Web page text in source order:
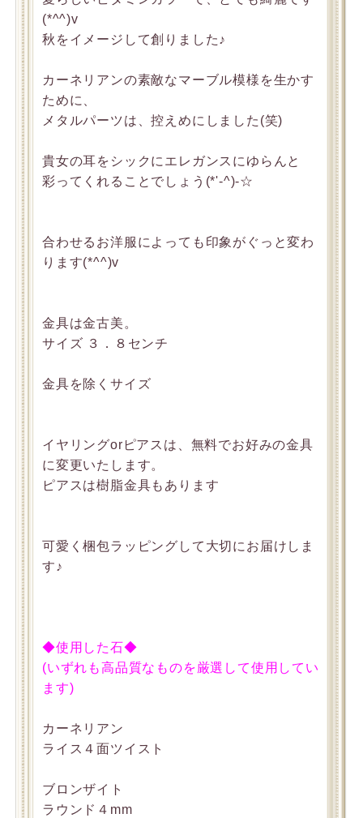
(*^^)v
秋をイメージして創りました♪
カーネリアンの素敵なマーブル模様を生かす
ために、
メタルパーツは、控えめにしました(笑)
貴女の耳をシックにエレガンスにゆらんと
彩ってくれることでしょう(*'-^)-☆
合わせるお洋服によっても印象がぐっと変わ
ります(*^^)v
金具は金古美。
サイズ ３．８センチ
金具を除くサイズ
イヤリングorピアスは、無料でお好みの金具
に変更いたします。
ピアスは樹脂金具もあります
可愛く梱包ラッピングして大切にお届けしま
す♪
◆使用した石◆
(いずれも高品質なものを厳選して使用してい
ます)
カーネリアン
ライス４面ツイスト
ブロンザイト
ラウンド４mm